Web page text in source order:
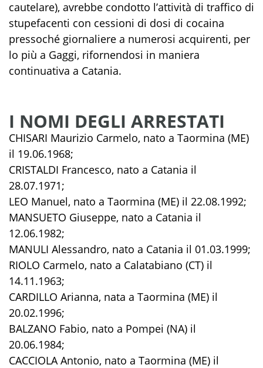
cautelare), avrebbe condotto l’attività di traffico di
stupefacenti con cessioni di dosi di cocaina
pressoché giornaliere a numerosi acquirenti, per
lo più a Gaggi, rifornendosi in maniera
continuativa a Catania.
I NOMI DEGLI ARRESTATI
CHISARI Maurizio Carmelo, nato a Taormina (ME)
il 19.06.1968;
CRISTALDI Francesco, nato a Catania il
28.07.1971;
LEO Manuel, nato a Taormina (ME) il 22.08.1992;
MANSUETO Giuseppe, nato a Catania il
12.06.1982;
MANULI Alessandro, nato a Catania il 01.03.1999;
RIOLO Carmelo, nato a Calatabiano (CT) il
14.11.1963;
CARDILLO Arianna, nata a Taormina (ME) il
20.02.1996;
BALZANO Fabio, nato a Pompei (NA) il
20.06.1984;
CACCIOLA Antonio, nato a Taormina (ME) il